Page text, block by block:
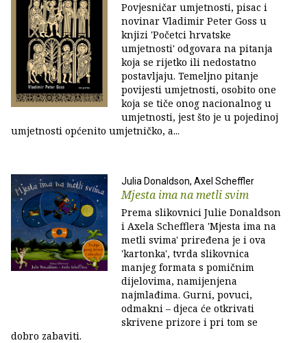
Povjesničar umjetnosti, pisac i
novinar Vladimir Peter Goss u
knjizi 'Početci hrvatske
umjetnosti' odgovara na pitanja
koja se rijetko ili nedostatno
postavljaju. Temeljno pitanje
povijesti umjetnosti, osobito one
koja se tiče onog nacionalnog u
umjetnosti, jest što je u pojedinoj
umjetnosti općenito umjetničko, a...
Julia Donaldson, Axel Scheffler
Mjesta ima na metli svim
Prema slikovnici Julie Donaldson
i Axela Schefflera 'Mjesta ima na
metli svima' priređena je i ova
'kartonka', tvrda slikovnica
manjeg formata s pomičnim
dijelovima, namijenjena
najmlađima. Gurni, povuci,
odmakni – djeca će otkrivati
skrivene prizore i pri tom se
dobro zabaviti.